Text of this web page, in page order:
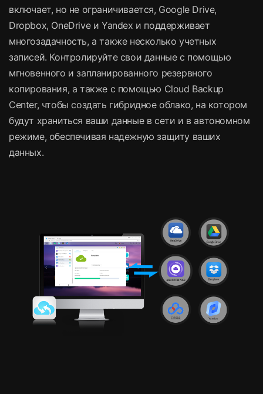
включает, но не ограничивается, Google Drive,
Dropbox, OneDrive и Yandex и поддерживает
многозадачность, а также несколько учетных
записей. Контролируйте свои данные с помощью
мгновенного и запланированного резервного
копирования, а также с помощью Cloud Backup
Center, чтобы создать гибридное облако, на котором
будут храниться ваши данные в сети и в автономном
режиме, обеспечивая надежную защиту ваших
данных.